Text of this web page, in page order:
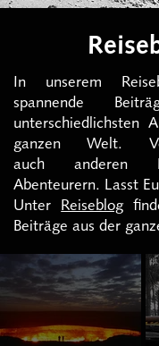
In unserem
spannende
unterschiedlichsten
ganzen Welt.
auch anderen
Abenteurern. Lasst
Unter Reiseblog
Beiträge aus der